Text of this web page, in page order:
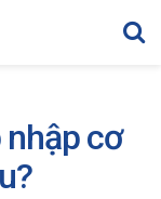
nhập cơ